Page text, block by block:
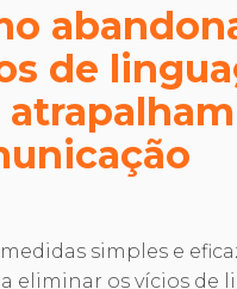
de
simples e
eliminar os vícios de